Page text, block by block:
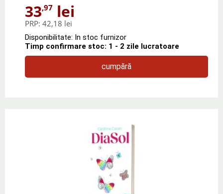
33,97 lei
PRP: 42,18 lei
Disponibilitate: In stoc furnizor
Timp confirmare stoc: 1 - 2 zile lucratoare
cumpără